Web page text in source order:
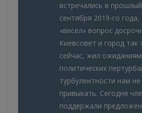
встречались в
сентября 2019-го года,
«висел» вопрос
Киевсовет и город так
сейчас, жил
политических
турбулентности нам не
привыкать. Сегодня
поддержали